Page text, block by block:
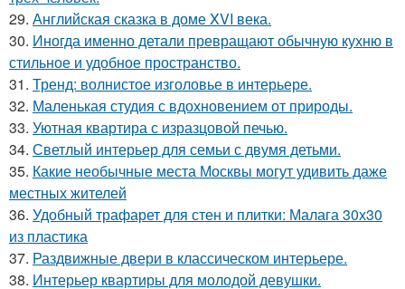
29. Английская сказка в доме XVI века.
30. Иногда именно детали превращают обычную кухню в
стильное и удобное пространство.
31. Тренд: волнистое изголовье в интерьере.
32. Маленькая студия с вдохновением от природы.
33. Уютная квартира с изразцовой печью.
34. Светлый интерьер для семьи с двумя детьми.
35. Какие необычные места Москвы могут удивить даже
местных жителей
36. Удобный трафарет для стен и плитки: Малага 30х30
из пластика
37. Раздвижные двери в классическом интерьере.
38. Интерьер квартиры для молодой девушки.